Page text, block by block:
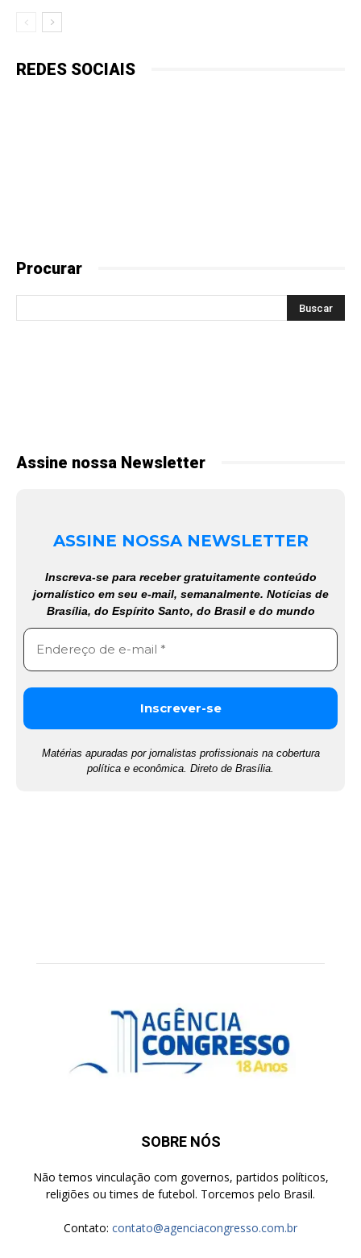
REDES SOCIAIS
Procurar
Assine nossa Newsletter
ASSINE NOSSA NEWSLETTER
Inscreva-se para receber gratuitamente conteúdo
jornalístico em seu e-mail, semanalmente. Notícias de
Brasília, do Espírito Santo, do Brasil e do mundo
Matérias apuradas por jornalistas profissionais na cobertura
política e econômica. Direto de Brasília.
SOBRE NÓS
Não temos vinculação com governos, partidos políticos,
religiões ou times de futebol. Torcemos pelo Brasil.
Contato: contato@agenciacongresso.com.br